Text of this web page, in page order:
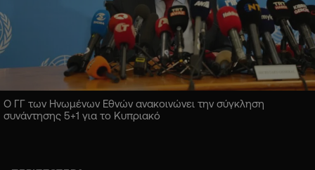
Ο ΓΓ των Ηνωμένων Εθνών ανακοινώνει την σύγκληση
συνάντησης 5+1 για το Κυπριακό